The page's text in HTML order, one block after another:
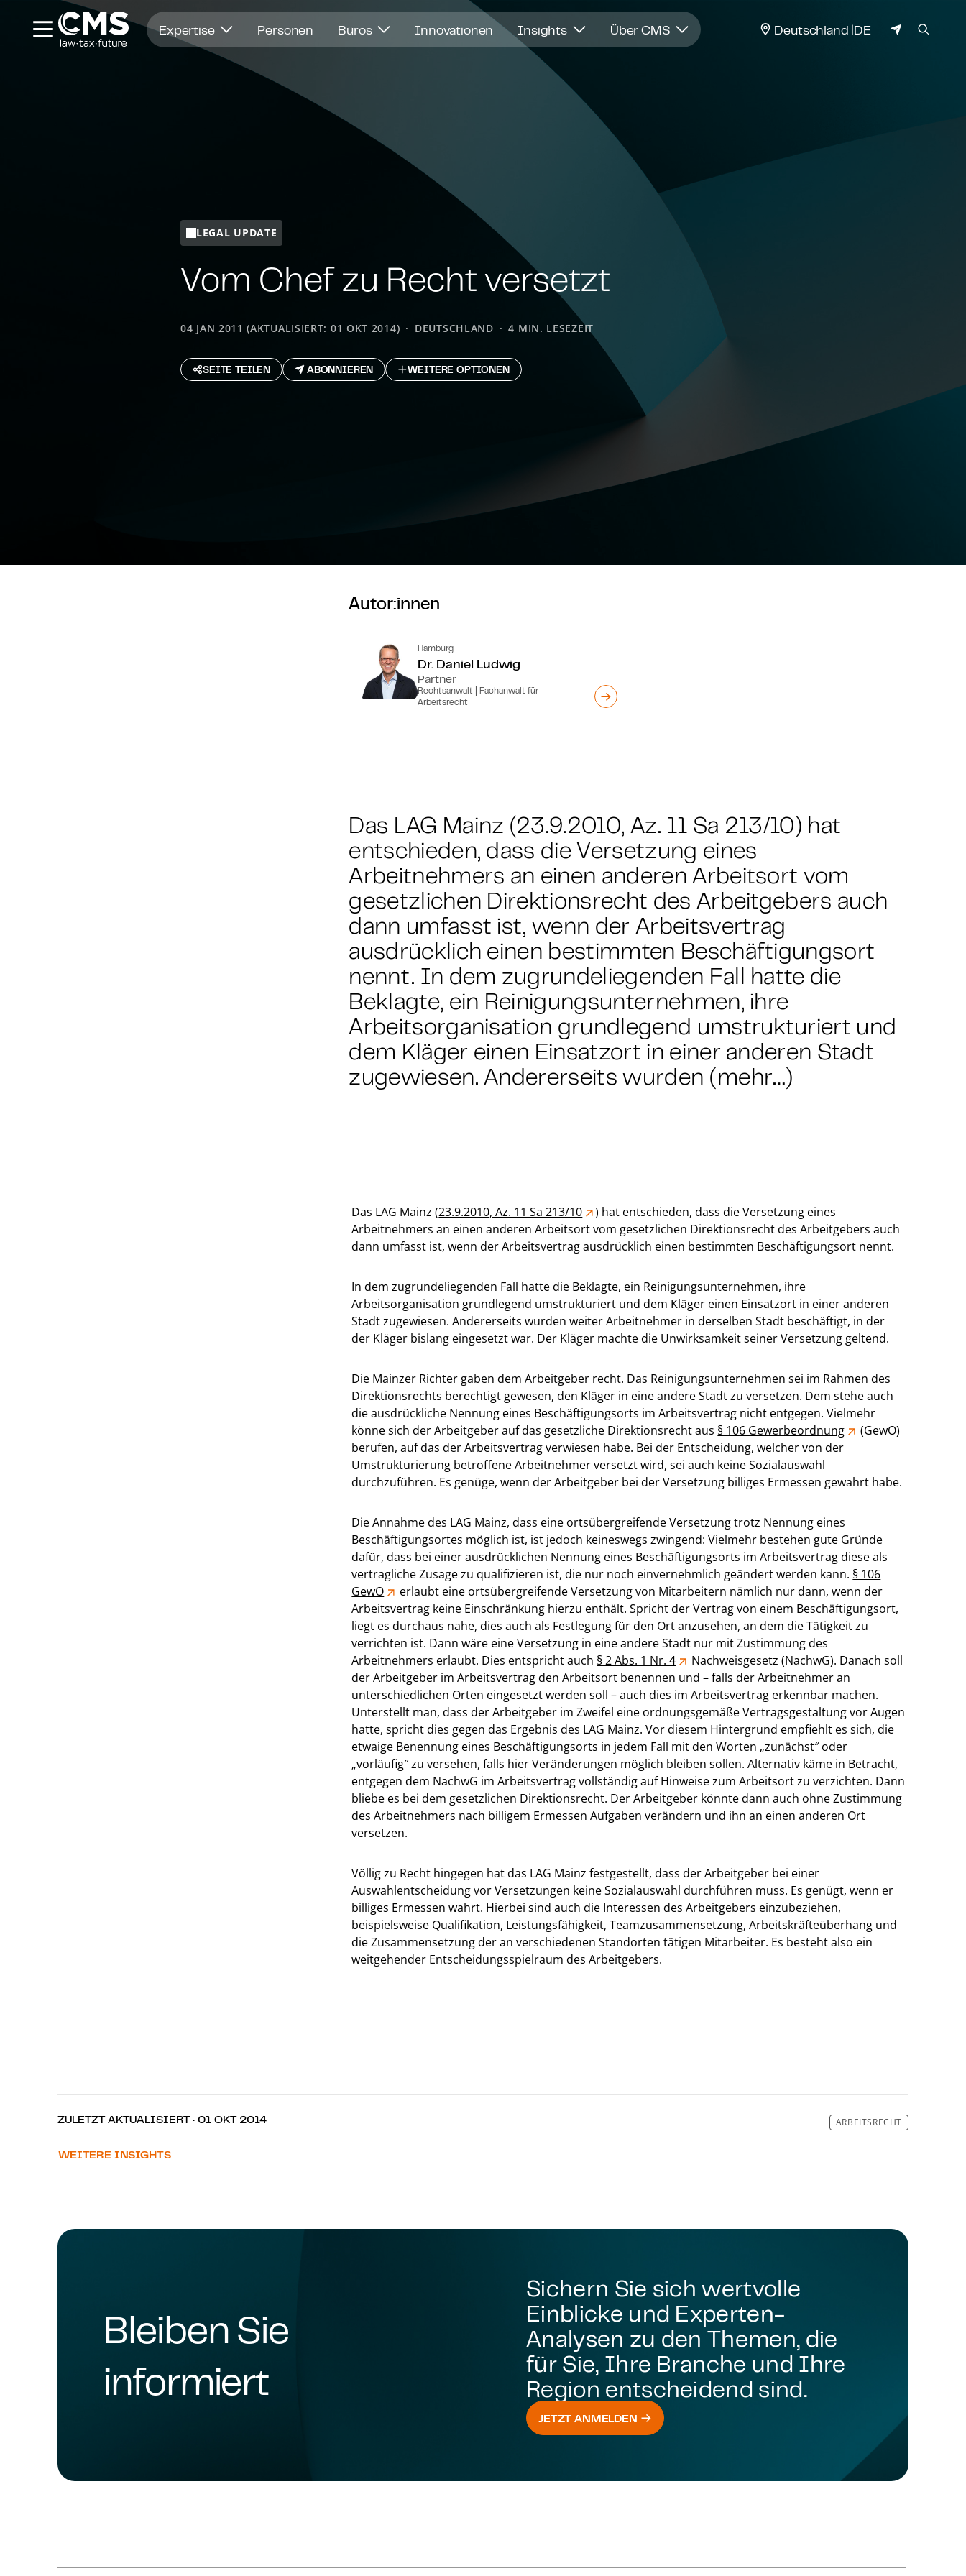
Expertise Personen Büros Innovationen Insights Über CMS JURISDIKTION
Deutschland DE
LEGAL UPDATE
Vom Chef zu Recht versetzt
04 JAN 2011 (AKTUALISIERT: 01 OKT 2014) DEUTSCHLAND 4 MIN. LESEZEIT
SEITE TEILEN ABONNIEREN WEITERE OPTIONEN
Autor:innen
Hamburg
Dr. Daniel Ludwig
Partner
Rechtsanwalt | Fachanwalt für
Arbeitsrecht
Das LAG Mainz (23.9.2010, Az. 11 Sa 213/10) hat
entschieden, dass die Versetzung eines
Arbeitnehmers an einen anderen Arbeitsort vom
gesetzlichen Direktionsrecht des Arbeitgebers auch
dann umfasst ist, wenn der Arbeitsvertrag
ausdrücklich einen bestimmten Beschäftigungsort
nennt. In dem zugrundeliegenden Fall hatte die
Beklagte, ein Reinigungsunternehmen, ihre
Arbeitsorganisation grundlegend umstrukturiert und
dem Kläger einen Einsatzort in einer anderen Stadt
zugewiesen. Andererseits wurden (mehr…)
Das LAG Mainz (23.9.2010, Az. 11 Sa 213/10
) hat entschieden, dass die Versetzung eines
Arbeitnehmers an einen anderen Arbeitsort vom gesetzlichen Direktionsrecht des Arbeitgebers auch
dann umfasst ist, wenn der Arbeitsvertrag ausdrücklich einen bestimmten Beschäftigungsort nennt.
In dem zugrundeliegenden Fall hatte die Beklagte, ein Reinigungsunternehmen, ihre
Arbeitsorganisation grundlegend umstrukturiert und dem Kläger einen Einsatzort in einer anderen
Stadt zugewiesen. Andererseits wurden weiter Arbeitnehmer in derselben Stadt beschäftigt, in der
der Kläger bislang eingesetzt war. Der Kläger machte die Unwirksamkeit seiner Versetzung geltend.
Die Mainzer Richter gaben dem Arbeitgeber recht. Das Reinigungsunternehmen sei im Rahmen des
Direktionsrechts berechtigt gewesen, den Kläger in eine andere Stadt zu versetzen. Dem stehe auch
die ausdrückliche Nennung eines Beschäftigungsorts im Arbeitsvertrag nicht entgegen. Vielmehr
könne sich der Arbeitgeber auf das gesetzliche Direktionsrecht aus § 106 Gewerbeordnung
(GewO)
berufen, auf das der Arbeitsvertrag verwiesen habe. Bei der Entscheidung, welcher von der
Umstrukturierung betroffene Arbeitnehmer versetzt wird, sei auch keine Sozialauswahl
durchzuführen. Es genüge, wenn der Arbeitgeber bei der Versetzung billiges Ermessen gewahrt habe.
Die Annahme des LAG Mainz, dass eine ortsübergreifende Versetzung trotz Nennung eines
Beschäftigungsortes möglich ist, ist jedoch keineswegs zwingend: Vielmehr bestehen gute Gründe
dafür, dass bei einer ausdrücklichen Nennung eines Beschäftigungsorts im Arbeitsvertrag diese als
vertragliche Zusage zu qualifizieren ist, die nur noch einvernehmlich geändert werden kann. § 106
GewO
erlaubt eine ortsübergreifende Versetzung von Mitarbeitern nämlich nur dann, wenn der
Arbeitsvertrag keine Einschränkung hierzu enthält. Spricht der Vertrag von einem Beschäftigungsort,
liegt es durchaus nahe, dies auch als Festlegung für den Ort anzusehen, an dem die Tätigkeit zu
verrichten ist. Dann wäre eine Versetzung in eine andere Stadt nur mit Zustimmung des
Arbeitnehmers erlaubt. Dies entspricht auch § 2 Abs. 1 Nr. 4
Nachweisgesetz (NachwG). Danach soll
der Arbeitgeber im Arbeitsvertrag den Arbeitsort benennen und – falls der Arbeitnehmer an
unterschiedlichen Orten eingesetzt werden soll – auch dies im Arbeitsvertrag erkennbar machen.
Unterstellt man, dass der Arbeitgeber im Zweifel eine ordnungsgemäße Vertragsgestaltung vor Augen
hatte, spricht dies gegen das Ergebnis des LAG Mainz. Vor diesem Hintergrund empfiehlt es sich, die
etwaige Benennung eines Beschäftigungsorts in jedem Fall mit den Worten „zunächst″ oder
„vorläufig″ zu versehen, falls hier Veränderungen möglich bleiben sollen. Alternativ käme in Betracht,
entgegen dem NachwG im Arbeitsvertrag vollständig auf Hinweise zum Arbeitsort zu verzichten. Dann
bliebe es bei dem gesetzlichen Direktionsrecht. Der Arbeitgeber könnte dann auch ohne Zustimmung
des Arbeitnehmers nach billigem Ermessen Aufgaben verändern und ihn an einen anderen Ort
versetzen.
Völlig zu Recht hingegen hat das LAG Mainz festgestellt, dass der Arbeitgeber bei einer
Auswahlentscheidung vor Versetzungen keine Sozialauswahl durchführen muss. Es genügt, wenn er
billiges Ermessen wahrt. Hierbei sind auch die Interessen des Arbeitgebers einzubeziehen,
beispielsweise Qualifikation, Leistungsfähigkeit, Teamzusammensetzung, Arbeitskräfteüberhang und
die Zusammensetzung der an verschiedenen Standorten tätigen Mitarbeiter. Es besteht also ein
weitgehender Entscheidungsspielraum des Arbeitgebers.
ZULETZT AKTUALISIERT · 01 OKT 2014
WEITERE INSIGHTS
ARBEITSRECHT
Bleiben Sie
informiert
Sichern Sie sich wertvolle
Einblicke und Experten-
Analysen zu den Themen, die
für Sie, Ihre Branche und Ihre
Region entscheidend sind.
JETZT ANMELDEN
Öffnet in einem neuen Fenster